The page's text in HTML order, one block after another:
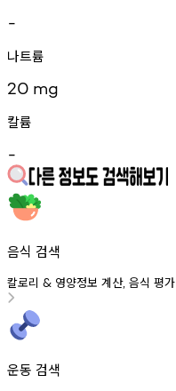
-
나트륨
20 mg
칼륨
-
음식 검색
칼로리 & 영양정보 계산, 음식 평가
운동 검색